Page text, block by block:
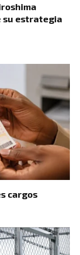
su estrategia
cargos